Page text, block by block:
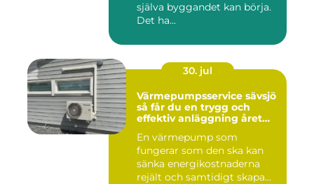
själva byggandet kan börja.
Det ha...
30. jul
Värmepumpsservice sävsjö
så får du en trygg och
effektiv anläggning året
En värmepump som
fungerar som den ska kan
sänka energikostnaderna
rejält och samtidigt skapa